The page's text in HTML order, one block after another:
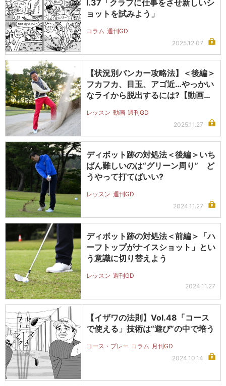
l.37「クラブに仕事をさせ新しいシ
ョットを試みよう」
コラム 週刊GD
2025.12.07
【状況別バンカー攻略法】＜後編＞
フカフカ、目玉、アゴ近…やっかい
なライから脱出するには?【動画あ
レッスン 動画 週刊GD
2025.11.27
ディボット跡の対処法＜後編＞いち
ばん難しいのは“グリーン周り” ど
うやって打てばいい?
レッスン 週刊GD
2024.11.27
ディボット跡の対処法＜前編＞「ハ
ーフトップがナイスショット」とい
う意識に切り替えよう
レッスン 週刊GD
2024.11.27
【イザワの法則】Vol.48「コース
で使える」技術は“遊び”の中で培う
コース・プレー コラム 月刊GD
2024.10.14